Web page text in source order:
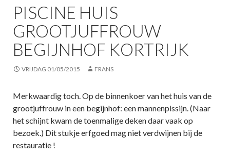
PISCINE HUIS
GROOTJUFFROUW
BEGIJNHOF KORTRIJK
VRIJDAG 01/05/2015 FRANS
Merkwaardig toch. Op de binnenkoer van het huis van de
grootjuffrouw in een begijnhof: een mannenpissijn. (Naar
het schijnt kwam de toenmalige deken daar vaak op
bezoek.) Dit stukje erfgoed mag niet verdwijnen bij de
restauratie !